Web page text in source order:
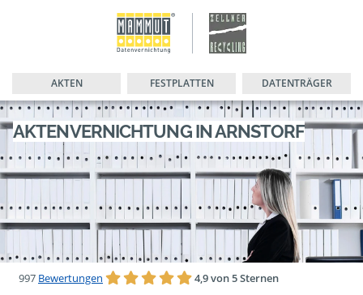
AKTEN FESTPLATTEN DATENTRÄGER
AKTENVERNICHTUNG IN ARNSTORF
997 Bewertungen 4,9 von 5 Sternen